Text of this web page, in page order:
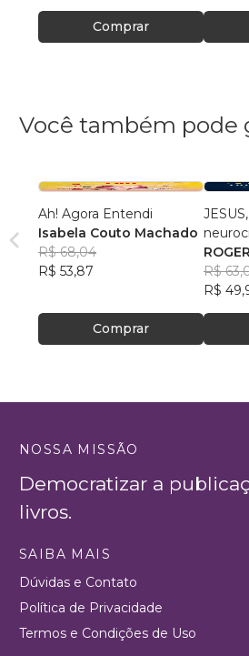
Comprar
Você também pode
Ah! Agora Entendi
Isabela Couto Machado
R$ 68,04
R$ 53,87
Comprar
existiu!
R$
R$
NOSSA MISSÃO
Democratizar a
livros.
SAIBA MAIS
Dúvidas e Contato
Política de Privacidade
Termos e Condições de Uso